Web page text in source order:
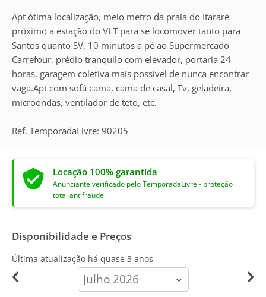
Apt ótima localização, meio metro da praia do Itararé
próximo a estação do VLT para se locomover tanto para
Santos quanto SV, 10 minutos a pé ao Supermercado
Carrefour, prédio tranquilo com elevador, portaria 24
horas, garagem coletiva mais possível de nunca encontrar
vaga.Apt com sofá cama, cama de casal, Tv, geladeira,
microondas, ventilador de teto, etc.
Ref. TemporadaLivre: 90205
Locação 100% garantida
Anunciante verificado pelo TemporadaLivre - proteção
total antifraude
Disponibilidade e Preços
Última atualização há quase 3 anos
calendar-
month